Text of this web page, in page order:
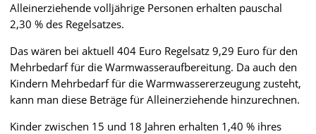
Alleinerziehende volljährige Personen erhalten pauschal
2,30 % des Regelsatzes.
Das wären bei aktuell 404 Euro Regelsatz 9,29 Euro für den
Mehrbedarf für die Warmwasseraufbereitung. Da auch den
Kindern Mehrbedarf für die Warmwassererzeugung zusteht,
kann man diese Beträge für Alleinerziehende hinzurechnen.
Kinder zwischen 15 und 18 Jahren erhalten 1,40 % ihres